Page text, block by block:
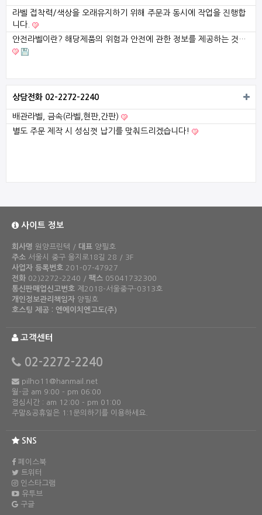
라벨 접착력/색상을 오래유지하기 위해 주문과 동시에 작업을 진행합
니다.
안전라벨이란? 해당제품의 위험과 안전에 관한 정보를 제공하는 것…
상담전화 02-2272-2240
배관라벨, 금속(라벨,현판,간판)
별도 주문 제작 시 성심껏 납기를 맞춰드리겠습니다!
사이트 정보
회사명 원양프린텍 / 대표 양필호
주소 서울시 중구 을지로18길 28 / 3F
사업자 등록번호 201-07-47927
전화 02)2272-2240 / 팩스 05041732300
통신판매업신고번호 제2018-서울중구-0313호
개인정보관리책임자 양필호
호스팅 제공 : 엔에이치엔고도(주)
고객센터
02-2272-2240
pilho11@hanmail.net
월-금 am 9:00 - pm 06:00
점심시간 : am 12:00 - pm 01:00
주말&공휴일은 1:1문의하기를 이용하세요.
SNS
페이스북
트위터
인스타그램
유투브
구글